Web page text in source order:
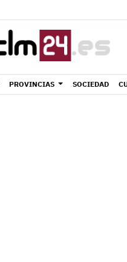
PROVINCIAS SOCIEDAD